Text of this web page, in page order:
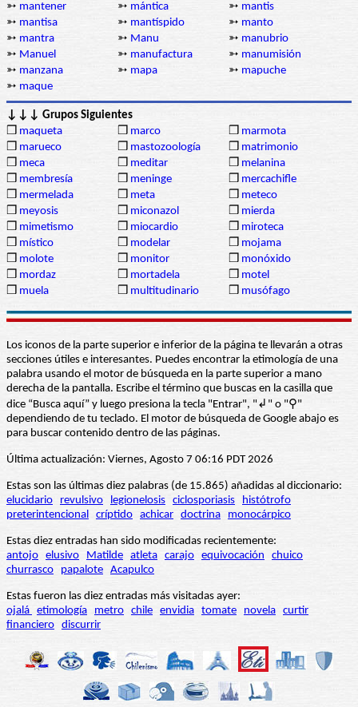
➳ mantener ➳ mántica ➳ mantis
➳ mantisa ➳ mantíspido ➳ manto
➳ mantra ➳ Manu ➳ manubrio
➳ Manuel ➳ manufactura ➳ manumisión
➳ manzana ➳ mapa ➳ mapuche
➳ maque
↓↓↓ Grupos Siguientes
❒ maqueta ❒ marco ❒ marmota
❒ marueco ❒ mastozoología ❒ matrimonio
❒ meca ❒ meditar ❒ melanina
❒ membresía ❒ meninge ❒ mercachifle
❒ mermelada ❒ meta ❒ meteco
❒ meyosis ❒ miconazol ❒ mierda
❒ mimetismo ❒ miocardio ❒ miroteca
❒ místico ❒ modelar ❒ mojama
❒ molote ❒ monitor ❒ monóxido
❒ mordaz ❒ mortadela ❒ motel
❒ muela ❒ multitudinario ❒ musófago
Los iconos de la parte superior e inferior de la página te llevarán a otras
secciones útiles e interesantes. Puedes encontrar la etimología de una
palabra usando el motor de búsqueda en la parte superior a mano
derecha de la pantalla. Escribe el término que buscas en la casilla que
dice “Busca aquí” y luego presiona la tecla "Entrar", "↲" o "⚲"
dependiendo de tu teclado. El motor de búsqueda de Google abajo es
para buscar contenido dentro de las páginas.
Última actualización: Viernes, Agosto 7 06:16 PDT 2026
Estas son las últimas diez palabras (de 15.865) añadidas al diccionario:
elucidario
revulsivo legionelosis ciclosporiasis
histótrofo
preterintencional críptido achicar doctrina monocárpico
Estas diez entradas han sido modificadas recientemente:
antojo elusivo Matilde atleta carajo equivocación
chuico
churrasco
papalote Acapulco
Estas fueron las diez entradas más visitadas ayer:
ojalá etimología metro chile envidia tomate novela curtir
financiero discurrir